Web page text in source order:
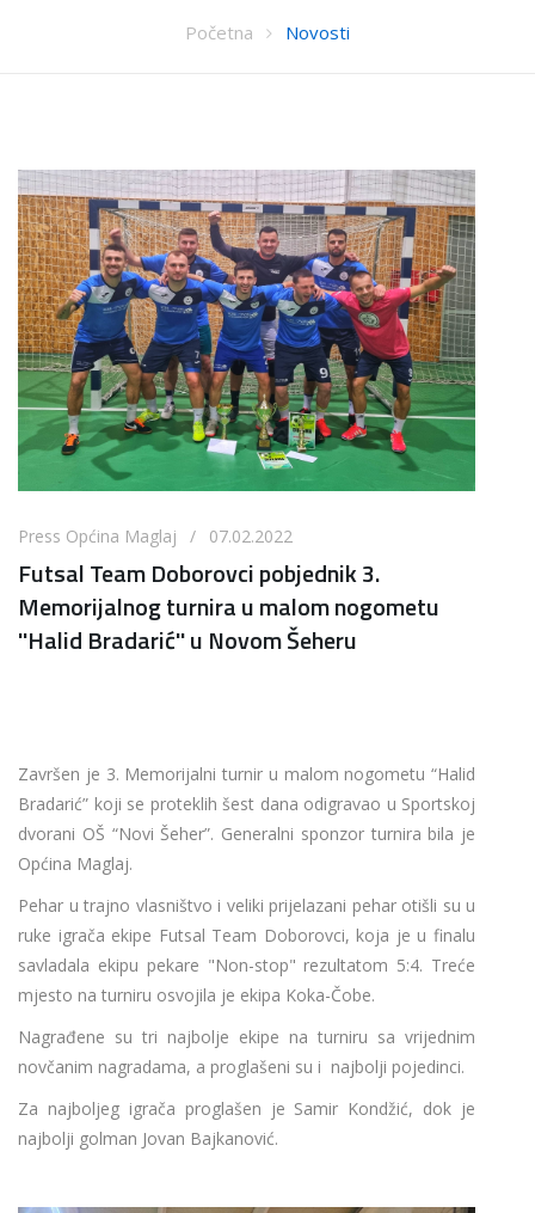
Početna Novosti
Press Općina Maglaj / 07.02.2022
Futsal Team Doborovci pobjednik 3.
Memorijalnog turnira u malom nogometu
''Halid Bradarić'' u Novom Šeheru
Završen je 3. Memorijalni turnir u malom nogometu “Halid
Bradarić” koji se proteklih šest dana odigravao u Sportskoj
dvorani OŠ “Novi Šeher”. Generalni sponzor turnira bila je
Općina Maglaj.
Pehar u trajno vlasništvo i veliki prijelazani pehar otišli su u
ruke igrača ekipe Futsal Team Doborovci, koja je u finalu
savladala ekipu pekare "Non-stop" rezultatom 5:4. Treće
mjesto na turniru osvojila je ekipa Koka-Čobe.
Nagrađene su tri najbolje ekipe na turniru sa vrijednim
novčanim nagradama, a proglašeni su i najbolji pojedinci.
Za najboljeg igrača proglašen je Samir Kondžić, dok je
najbolji golman Jovan Bajkanović.